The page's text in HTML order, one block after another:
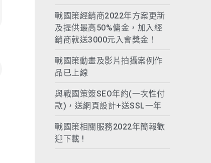
戰國策經銷商2022年方案更新
及提供最高50%傭金，加入經
銷商就送3000元入會獎金！
戰國策動畫及影片拍攝案例作
品已上線
與戰國策簽SEO年約(一次性付
款)，送網頁設計+送SSL一年
戰國策相關服務2022年簡報歡
迎下載 !